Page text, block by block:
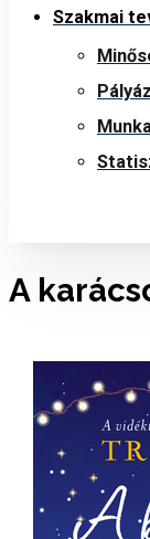
Szakmai
A